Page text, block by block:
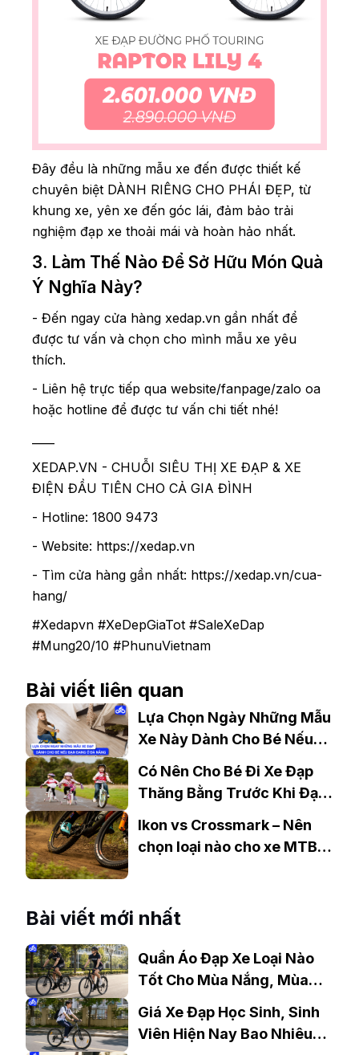
Đây đều là những mẫu xe đến được thiết kế
chuyên biệt DÀNH RIÊNG CHO PHÁI ĐẸP, từ
khung xe, yên xe đến góc lái, đảm bảo trải
nghiệm đạp xe thoải mái và hoàn hảo nhất.
3. Làm Thế Nào Để Sở Hữu Món Quà
Ý Nghĩa Này?
- Đến ngay cửa hàng xedap.vn gần nhất để
được tư vấn và chọn cho mình mẫu xe yêu
thích.
- Liên hệ trực tiếp qua website/fanpage/zalo oa
hoặc hotline để được tư vấn chi tiết nhé!
XEDAP.VN - CHUỖI SIÊU THỊ XE ĐẠP & XE
ĐIỆN ĐẦU TIÊN CHO CẢ GIA ĐÌNH
- Hotline: 1800 9473
- Website: https://xedap.vn
- Tìm cửa hàng gần nhất: https://xedap.vn/cua-
hang/
#Xedapvn #XeDepGiaTot #SaleXeDap
#Mung20/10 #PhunuVietnam
Bài viết liên quan
Lựa Chọn Ngày Những Mẫu
Xe Này Dành Cho Bé Nếu
Có Nên Cho Bé Đi Xe Đạp
Thăng Bằng Trước Khi Đạp
Ikon vs Crossmark – Nên
chọn loại nào cho xe MTB
Bài viết mới nhất
Quần Áo Đạp Xe Loại Nào
Tốt Cho Mùa Nắng, Mùa
Mưa?
Giá Xe Đạp Học Sinh, Sinh
Viên Hiện Nay Bao Nhiêu?